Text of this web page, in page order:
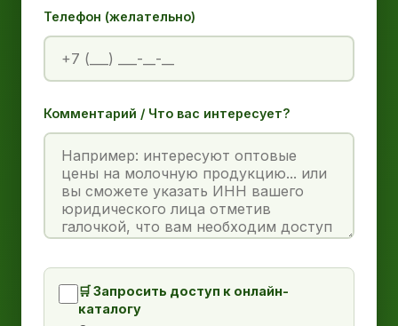
Телефон (желательно)
Комментарий / Что вас интересует?
🛒 Запросить доступ к онлайн-
каталогу